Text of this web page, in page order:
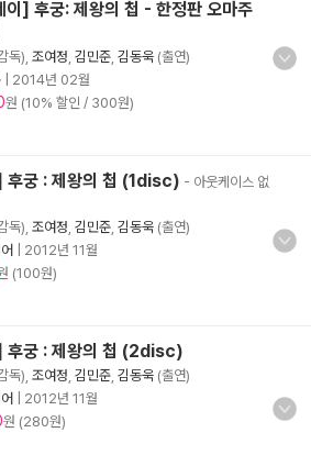
이] 후궁: 제왕의 첩 - 한정판 오마주
독), 조여정 김민준 김동욱 (출연)
2014년 02월
원 (10% 할인 / 300원)
후궁 : 제왕의 첩 (1disc) - 아웃케이스 없
독), 조여정 김민준 김동욱 (출연)
2012년 11월
(100원)
후궁 : 제왕의 첩 (2disc)
독), 조여정 김민준 김동욱 (출연)
2012년 11월
원 (280원)